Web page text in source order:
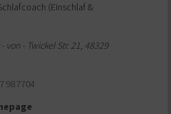
(Einschlaf &
von - Twickel Str. 21, 48329
987704